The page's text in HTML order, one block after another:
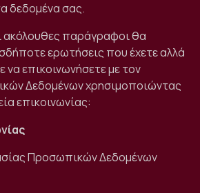
δεδομένα σας.
παράγραφοι θα
ερωτήσεις που έχετε αλλά
να επικοινωνήσετε με τον
Δεδομένων χρησιμοποιώντας
επικοινωνίας:
Προσωπικών Δεδομένων